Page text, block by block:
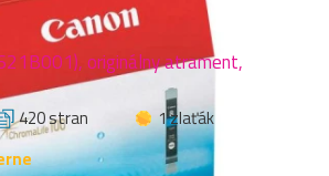
originálny atrament,
420 stran
1 zlaťák